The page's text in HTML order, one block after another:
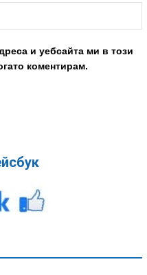
и уебсайта ми в този
коментирам.